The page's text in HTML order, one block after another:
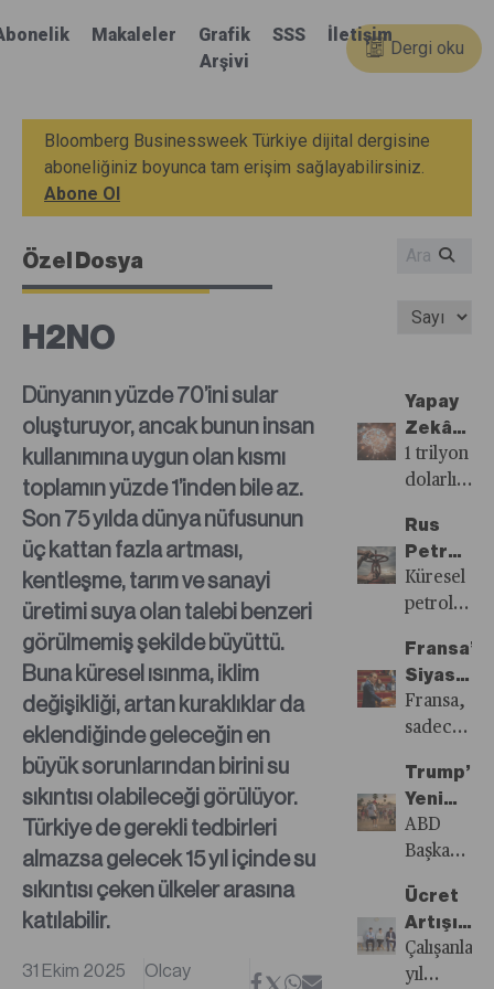
Makaleler
Grafik
Arşivi
SSS İletişim
Dergi oku
Bloomberg Businessweek Türkiye dijital dergisine
aboneliğiniz boyunca tam erişim sağlayabilirsiniz.
Abone Ol
Özel Dosya
H2NO
Dünyanın yüzde 70’ini sular
oluşturuyor, ancak bunun insan
kullanımına uygun olan kısmı
toplamın yüzde 1’inden bile az.
Son 75 yılda dünya nüfusunun
üç kattan fazla artması,
kentleşme, tarım ve sanayi
üretimi suya olan talebi benzeri
görülmemiş şekilde büyüttü.
Buna küresel ısınma, iklim
değişikliği, artan kuraklıklar da
eklendiğinde geleceğin en
büyük sorunlarından birini su
sıkıntısı olabileceği görülüyor.
Türkiye de gerekli tedbirleri
almazsa gelecek 15 yıl içinde su
sıkıntısı çeken ülkeler arasına
katılabilir.
31 Ekim 2025
Olcay
Yapay
Zekâ
Merkezli
Şirket
Balon
mu?
1 trilyon
dolarlık
arza
hazırlanan
OpenAI’ın
vizyonu
bugünün
değil,
yarının
ilgili.
Rus
Vanasını
Küresel
petrol
2026’da
arz
fazlası
bekliyor.
Belki de
bu
beklentiler,
günlük
milyon
varilin
üzerinde
üretim
Siyaset
İnce
Bir İp
Fransa,
sadece
değil,
siyasal
dengesini
de
tartışıyor.
Başbakan
Sébastien
Lecornu,
Trump’ın
Yeni
Sahnesi:
Amerika
ABD
Başkanı
Trump’ın
dış
politika
rotası
Ücret
Artışı
İçin
Müracaat
Çalışanlar
yıl